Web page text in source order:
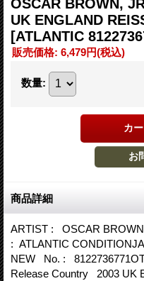
OSCAR BROWN,
UK ENGLAND
[ATLANTIC
販売価格: 6,479円(税込)
数量:
商品詳細
ARTIST : OSCAR
: ATLANTIC
NEW No. :
Release Country 2003 UK